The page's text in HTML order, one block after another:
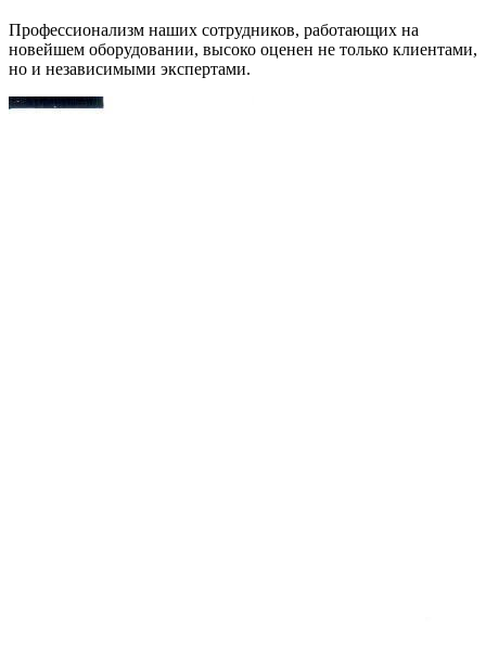
Профессионализм наших сотрудников, работающих на
новейшем оборудовании, высоко оценен не только клиентами,
но и независимыми экспертами.